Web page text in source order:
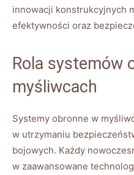
innowacji konstrukcyjnych
efektywności oraz
Rola systemów
myśliwcach
Systemy obronne w
w utrzymaniu
bojowych. Każdy
w zaawansowane